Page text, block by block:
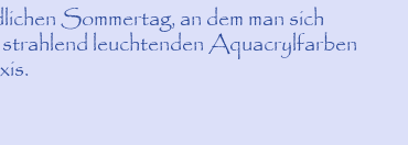
Sommertag, an dem man sich
leuchtenden Aquacrylfarben